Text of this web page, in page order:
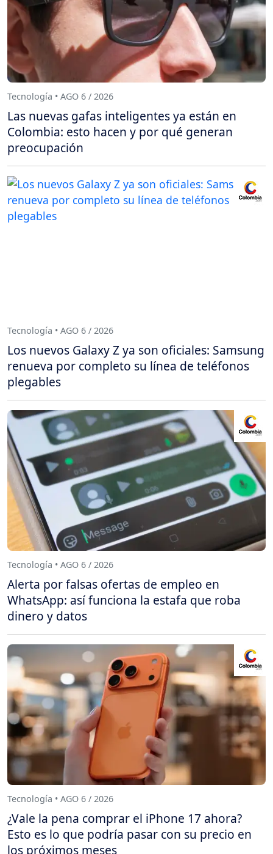
Tecnología • AGO 6 / 2026
Las nuevas gafas inteligentes ya están en
Colombia: esto hacen y por qué generan
preocupación
Tecnología • AGO 6 / 2026
Los nuevos Galaxy Z ya son oficiales: Samsung
renueva por completo su línea de teléfonos
plegables
Tecnología • AGO 6 / 2026
Alerta por falsas ofertas de empleo en
WhatsApp: así funciona la estafa que roba
dinero y datos
Tecnología • AGO 6 / 2026
¿Vale la pena comprar el iPhone 17 ahora?
Esto es lo que podría pasar con su precio en
los próximos meses